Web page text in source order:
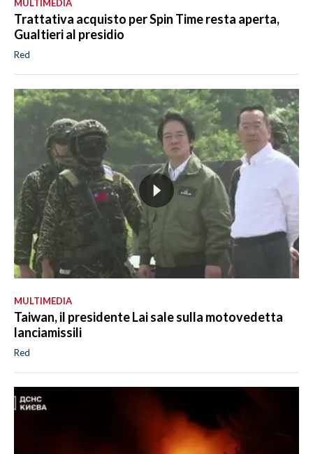
MULTIMEDIA
Trattativa acquisto per Spin Time resta aperta,
Gualtieri al presidio
Red
MULTIMEDIA
Taiwan, il presidente Lai sale sulla motovedetta
lanciamissili
Red